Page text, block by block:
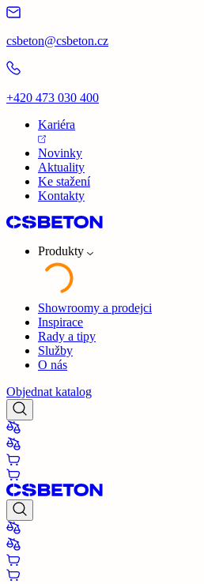
csbeton@csbeton.cz
+420 473 030 400
Kariéra
Novinky
Aktuality
Ke stažení
Kontakty
Produkty
Showroomy a prodejci
Inspirace
Rady a tipy
Služby
O nás
Objednat katalog